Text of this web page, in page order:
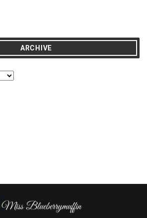
ARCHIVE